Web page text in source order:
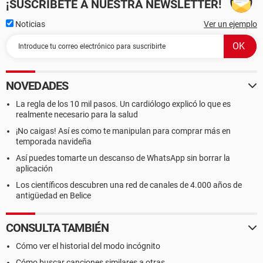
Full Path : C:\Windows\Minidump\051414-23680-01.dmp
Processors Count : 2
Minor Version : 7601
===
===============================================
===
Archivo de volcado: 051414-27892-01.dmp
Hora del fallo : 14/05/2014 09:15:15 a.m.
Cadena de comprobación de error:
KERNEL_DATA_INPAGE_ERROR
Código de comprobación de error: 0x0000007a
Parámetro 1 : 0xc045b9e0
Parámetro 3 : 0x613ca8c0
Parámetro 4 : 0x8b73c206
Causado por controlador: ntkrnlpa.exe
Causado por dirección: ntkrnlpa.exe+debfc
¡SUSCRÍBETE A NUESTRA NEWSLETTER!
Noticias Ver un ejemplo
NOVEDADES
La regla de los 10 mil pasos. Un cardiólogo explicó lo que es
realmente necesario para la salud
¡No caigas! Así es como te manipulan para comprar más en
temporada navideña
Así puedes tomarte un descanso de WhatsApp sin borrar la
aplicación
Los científicos descubren una red de canales de 4.000 años de
antigüedad en Belice
CONSULTA TAMBIÉN
Cómo ver el historial del modo incógnito